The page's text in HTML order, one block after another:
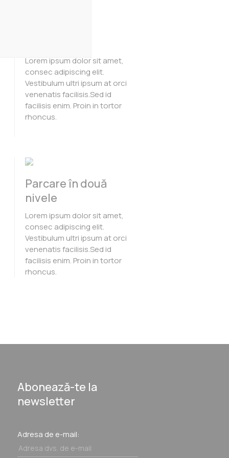
Lorem ipsum dolor sit amet,
consec adipiscing elit.
Vestibulum ultri ipsum at orci
venenatis facilisis.Sed id
facilisis enim. Proin in tortor
rhoncus.
Parcare în două
nivele
Lorem ipsum dolor sit amet,
consec adipiscing elit.
Vestibulum ultri ipsum at orci
venenatis facilisis.Sed id
facilisis enim. Proin in tortor
rhoncus.
Abonează-te la
newsletter
Adresa de e-mail: